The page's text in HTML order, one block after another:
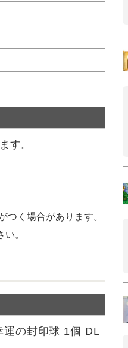
す。
く場合があります。
。
運の封印球 1個 DL